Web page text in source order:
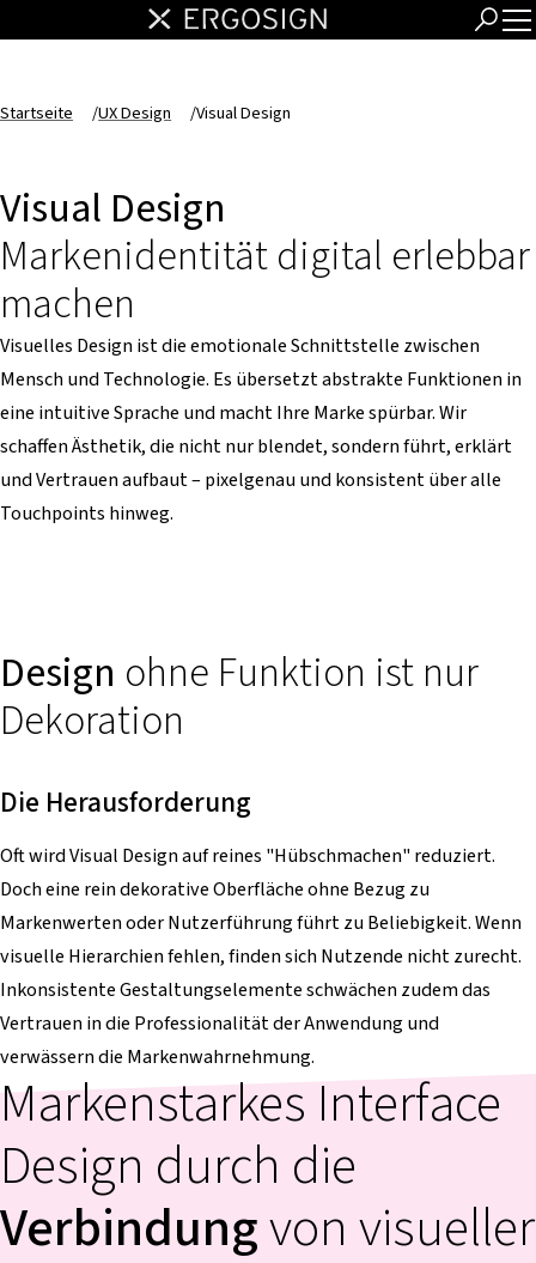
Startseite /UX Design /Visual Design
Visual Design
Markenidentität digital erlebbar
machen
Visuelles Design ist die emotionale Schnittstelle zwischen
Mensch und Technologie. Es übersetzt abstrakte Funktionen in
eine intuitive Sprache und macht Ihre Marke spürbar. Wir
schaffen Ästhetik, die nicht nur blendet, sondern führt, erklärt
und Vertrauen aufbaut – pixelgenau und konsistent über alle
Touchpoints hinweg.
Design ohne Funktion ist nur
Dekoration
Die Herausforderung
Oft wird Visual Design auf reines "Hübschmachen" reduziert.
Doch eine rein dekorative Oberfläche ohne Bezug zu
Markenwerten oder Nutzerführung führt zu Beliebigkeit. Wenn
visuelle Hierarchien fehlen, finden sich Nutzende nicht zurecht.
Inkonsistente Gestaltungselemente schwächen zudem das
Vertrauen in die Professionalität der Anwendung und
verwässern die Markenwahrnehmung.
Markenstarkes Interface
Design durch die
Verbindungvon visueller